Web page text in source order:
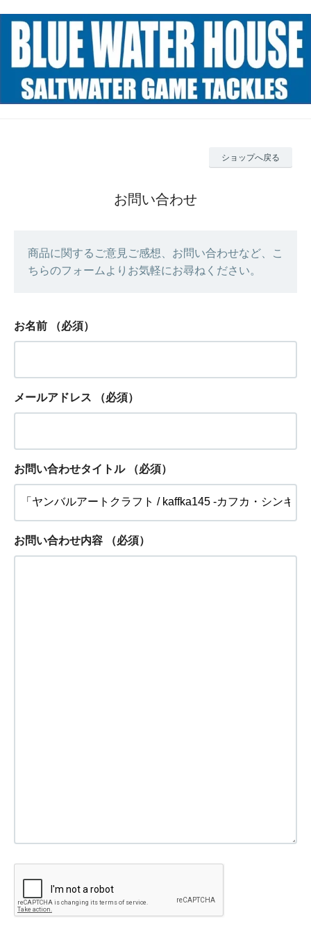
ショップへ戻る
お問い合わせ
商品に関するご意見ご感想、お問い合わせなど、こ
ちらのフォームよりお気軽にお尋ねください。
お名前 （必須）
メールアドレス （必須）
お問い合わせタイトル （必須）
お問い合わせ内容 （必須）